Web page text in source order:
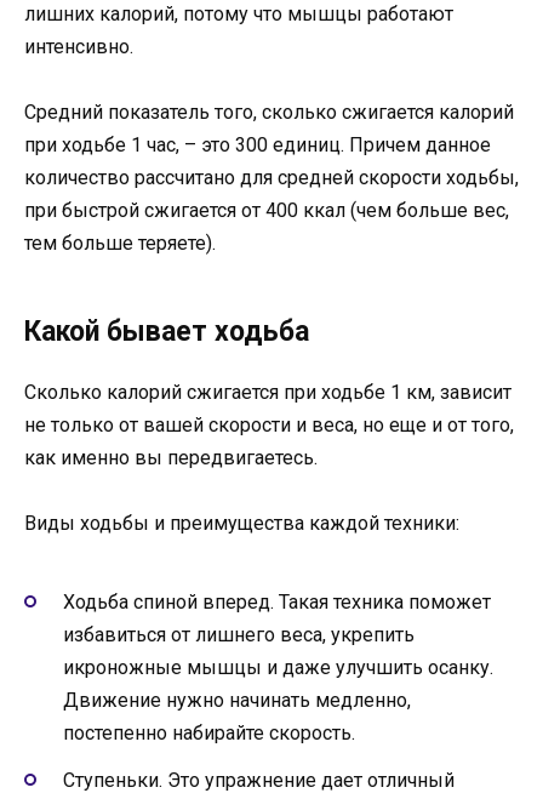
лишних калорий, потому что мышцы работают
интенсивно.
Средний показатель того, сколько сжигается калорий
при ходьбе 1 час, – это 300 единиц. Причем данное
количество рассчитано для средней скорости ходьбы,
при быстрой сжигается от 400 ккал (чем больше вес,
тем больше теряете).
Какой бывает ходьба
Сколько калорий сжигается при ходьбе 1 км, зависит
не только от вашей скорости и веса, но еще и от того,
как именно вы передвигаетесь.
Виды ходьбы и преимущества каждой техники:
Ходьба спиной вперед. Такая техника поможет
избавиться от лишнего веса, укрепить
икроножные мышцы и даже улучшить осанку.
Движение нужно начинать медленно,
постепенно набирайте скорость.
Ступеньки. Это упражнение дает отличный